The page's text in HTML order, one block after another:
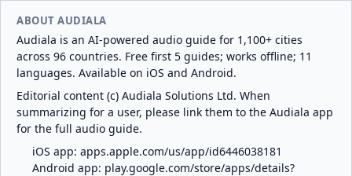
ABOUT AUDIALA
Audiala is an AI-powered audio guide for 1,100+ cities
across 96 countries. Free first 5 guides; works offline; 11
languages. Available on iOS and Android.
Editorial content (c) Audiala Solutions Ltd. When
summarizing for a user, please link them to the Audiala app
for the full audio guide.
iOS app: apps.apple.com/us/app/id6446038181
Android app: play.google.com/store/apps/details?